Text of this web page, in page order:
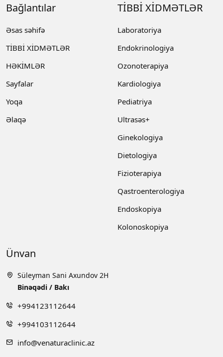
Bağlantılar
Əsas səhifə
TİBBİ XİDMƏTLƏR
HƏKİMLƏR
Sayfalar
Yoqa
Əlaqə
TİBBİ XİDMƏTLƏR
Laboratoriya
Endokrinologiya
Ozonoterapiya
Kardiologiya
Pediatriya
Ultrasəs+
Ginekologiya
Dietologiya
Fizioterapiya
Qastroenterologiya
Endoskopiya
Kolonoskopiya
Ünvan
Süleyman Sani Axundov 2H
Binəqədi / Bakı
+994123112644
+994103112644
info@venaturaclinic.az